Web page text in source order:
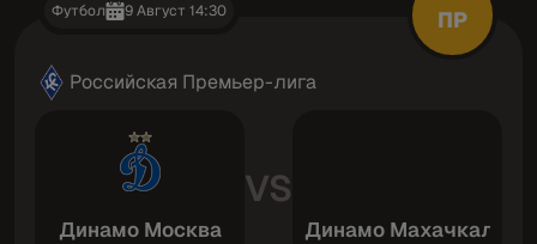
Футбол 9 Август 14:30 ПР
Российская Премьер-лига
Динамо Москва
VS
Динамо Махачкала